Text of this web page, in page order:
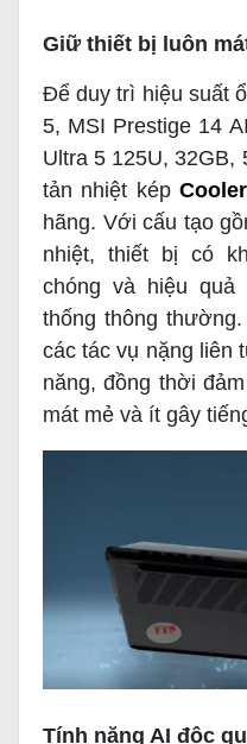
Giữ thiết bị luôn
Để duy trì hiệu suất
5, MSI Prestige 14
Ultra 5 125U, 32GB,
tản nhiệt kép
hãng. Với cấu tạo
nhiệt, thiết bị có
chóng và hiệu
thống thông
các tác vụ nặng liên
năng, đồng thời
mát mẻ và ít gây
Tính năng AI độc